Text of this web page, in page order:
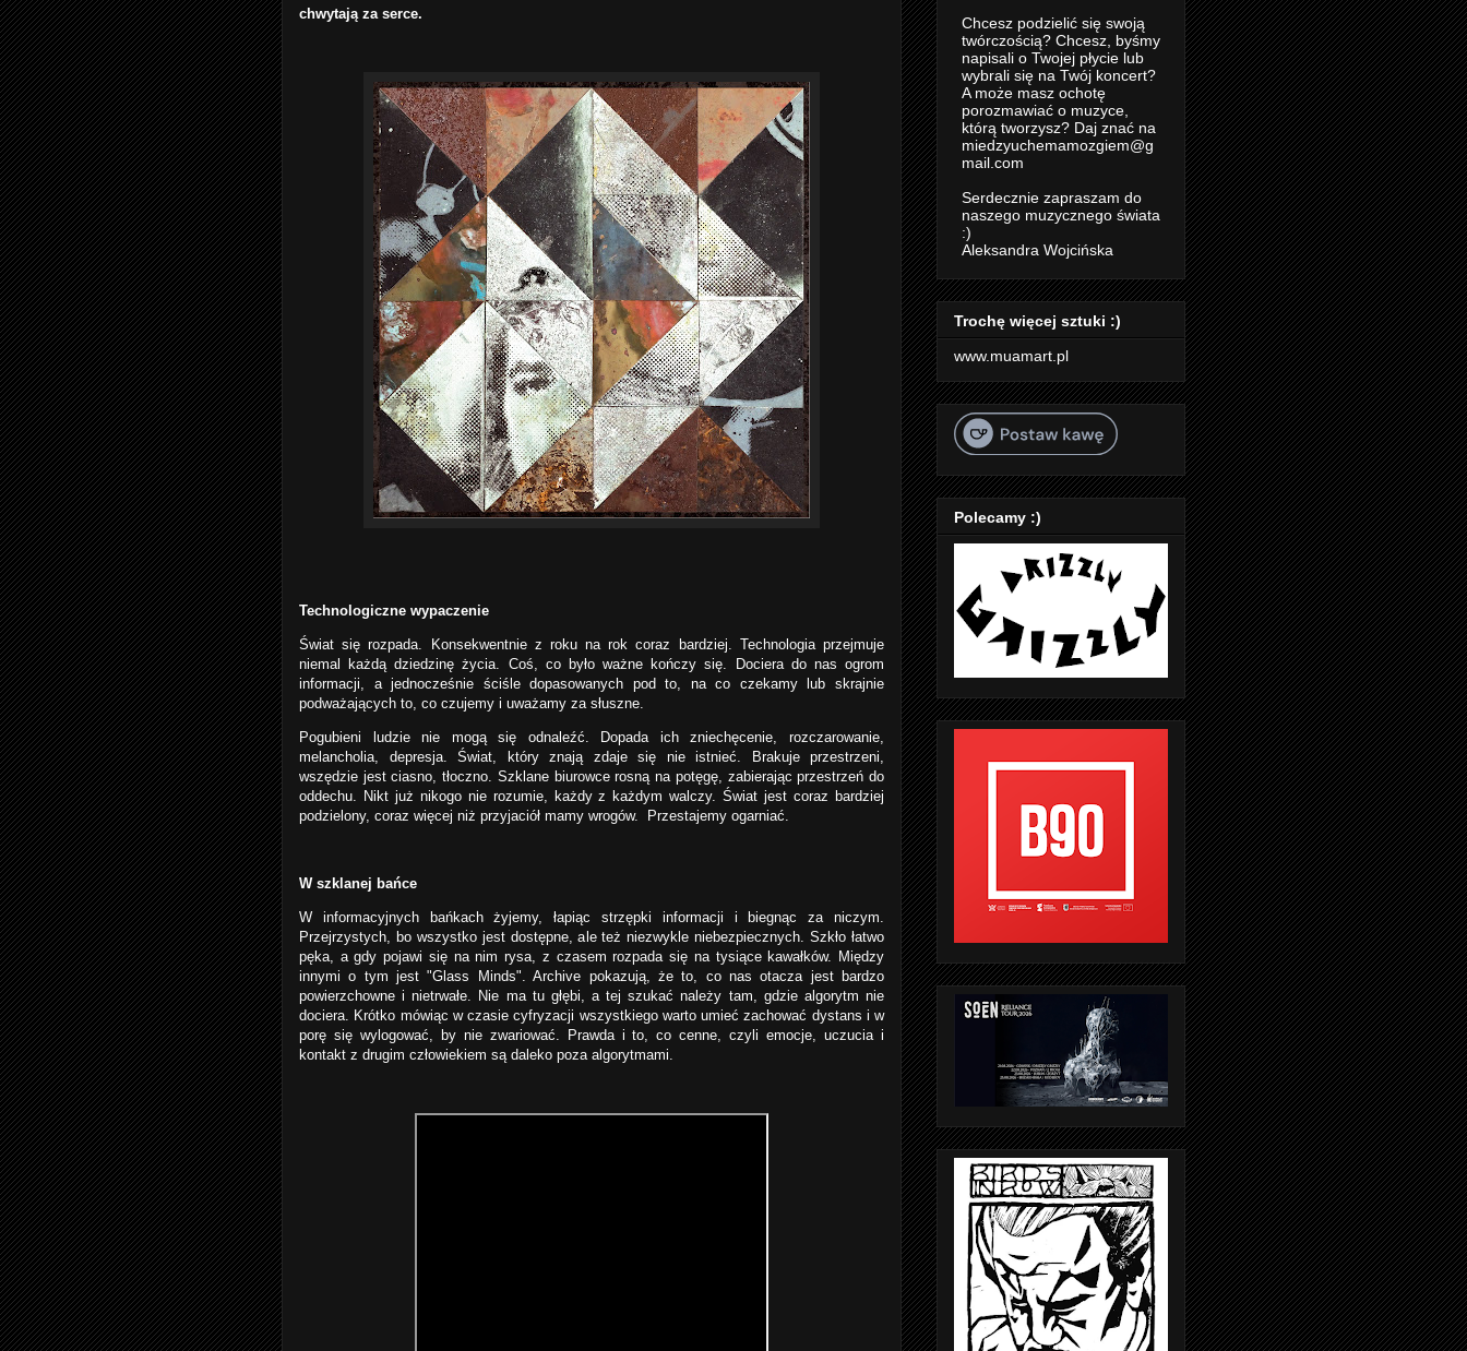
chwytają za serce.
Technologiczne wypaczenie
Świat się rozpada. Konsekwentnie z roku na rok coraz bardziej. Technologia przejmuje
niemal każdą dziedzinę życia. Coś, co było ważne kończy się. Dociera do nas ogrom
informacji, a jednocześnie ściśle dopasowanych pod to, na co czekamy lub skrajnie
podważających to, co czujemy i uważamy za słuszne.
Pogubieni ludzie nie mogą się odnaleźć. Dopada ich zniechęcenie, rozczarowanie,
melancholia, depresja. Świat, który znają zdaje się nie istnieć. Brakuje przestrzeni,
wszędzie jest ciasno, tłoczno. Szklane biurowce rosną na potęgę, zabierając przestrzeń do
oddechu. Nikt już nikogo nie rozumie, każdy z każdym walczy. Świat jest coraz bardziej
podzielony, coraz więcej niż przyjaciół mamy wrogów. Przestajemy ogarniać.
W szklanej bańce
W informacyjnych bańkach żyjemy, łapiąc strzępki informacji i biegnąc za niczym.
Przejrzystych, bo wszystko jest dostępne, ale też niezwykle niebezpiecznych. Szkło łatwo
pęka, a gdy pojawi się na nim rysa, z czasem rozpada się na tysiące kawałków. Między
innymi o tym jest "Glass Minds". Archive pokazują, że to, co nas otacza jest bardzo
powierzchowne i nietrwałe. Nie ma tu głębi, a tej szukać należy tam, gdzie algorytm nie
dociera. Krótko mówiąc w czasie cyfryzacji wszystkiego warto umieć zachować dystans i w
porę się wylogować, by nie zwariować. Prawda i to, co cenne, czyli emocje, uczucia i
kontakt z drugim człowiekiem są daleko poza algorytmami.
Chcesz podzielić się swoją
twórczością? Chcesz, byśmy
napisali o Twojej płycie lub
wybrali się na Twój koncert?
A może masz ochotę
porozmawiać o muzyce,
którą tworzysz? Daj znać na
miedzyuchemamozgiem@g
mail.com
Serdecznie zapraszam do
naszego muzycznego świata
:)
Aleksandra Wojcińska
Trochę więcej sztuki :)
www.muamart.pl
Polecamy :)